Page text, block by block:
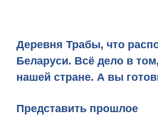
Деревня Трабы, что
Беларуси. Всё дело в
нашей стране. А вы
Представить прошлое